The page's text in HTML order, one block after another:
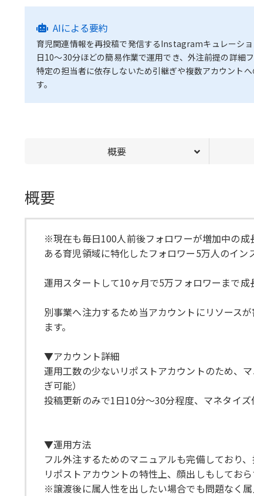
AIによる要約
育児関連情報を再投稿で発信するInstagramキュレーショ
日10～30分ほどの簡易作業で運用でき、外注前提の詳細フ
特定の担当者に依存しないため引継ぎや複数アカウント
す。
概要
概要
※現在も毎日100人前後フォロワーが増加中の
ある育児領域に特化したフォロワー5万人のイン
運用スタートして10ヶ月で5万フォロワーまで成
別事業へ注力するため当アカウントにリソース
ます。
▼アカウント詳細
運用工数の少ないリポストアカウントのため、
ぎ可能）
投稿更新のみで1日10分〜30分程度、マネタイ
▼運用方法
フル外注するためのマニュアルも完備しており
リポストアカウントの特性上、顔出しもしてお
※譲渡後に属人性を出したい場合でも問題なく